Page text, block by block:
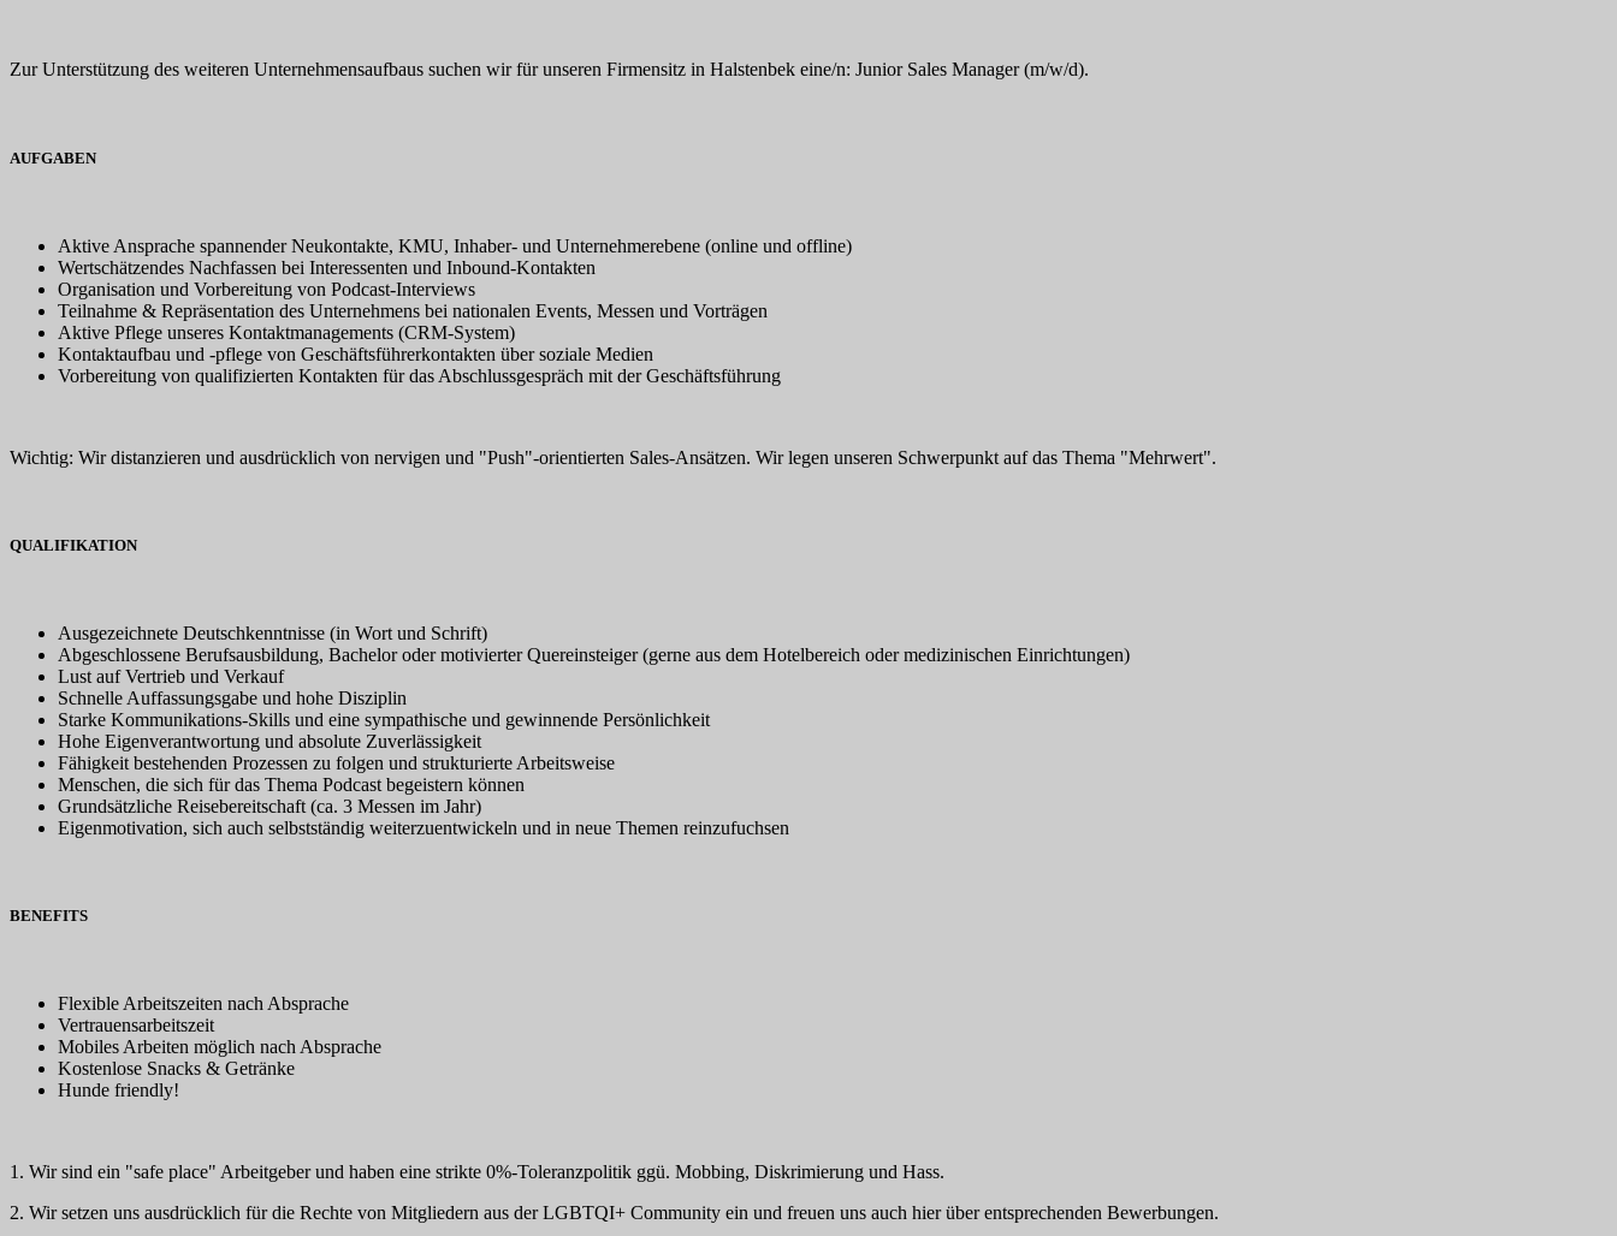
Zur Unterstützung des weiteren Unternehmensaufbaus suchen wir für unseren Firmensitz in Halstenbek eine/n: Junior Sales Manager (m/w/d).
AUFGABEN
Aktive Ansprache spannender Neukontakte, KMU, Inhaber- und Unternehmerebene (online und offline)
Wertschätzendes Nachfassen bei Interessenten und Inbound-Kontakten
Organisation und Vorbereitung von Podcast-Interviews
Teilnahme & Repräsentation des Unternehmens bei nationalen Events, Messen und Vorträgen
Aktive Pflege unseres Kontaktmanagements (CRM-System)
Kontaktaufbau und -pflege von Geschäftsführerkontakten über soziale Medien
Vorbereitung von qualifizierten Kontakten für das Abschlussgespräch mit der Geschäftsführung
Wichtig: Wir distanzieren und ausdrücklich von nervigen und "Push"-orientierten Sales-Ansätzen. Wir legen unseren Schwerpunkt auf das Thema "Mehrwert".
QUALIFIKATION
Ausgezeichnete Deutschkenntnisse (in Wort und Schrift)
Abgeschlossene Berufsausbildung, Bachelor oder motivierter Quereinsteiger (gerne aus dem Hotelbereich oder medizinischen Einrichtungen)
Lust auf Vertrieb und Verkauf
Schnelle Auffassungsgabe und hohe Disziplin
Starke Kommunikations-Skills und eine sympathische und gewinnende Persönlichkeit
Hohe Eigenverantwortung und absolute Zuverlässigkeit
Fähigkeit bestehenden Prozessen zu folgen und strukturierte Arbeitsweise
Menschen, die sich für das Thema Podcast begeistern können
Grundsätzliche Reisebereitschaft (ca. 3 Messen im Jahr)
Eigenmotivation, sich auch selbstständig weiterzuentwickeln und in neue Themen reinzufuchsen
BENEFITS
Flexible Arbeitszeiten nach Absprache
Vertrauensarbeitszeit
Mobiles Arbeiten möglich nach Absprache
Kostenlose Snacks & Getränke
Hunde friendly!
1. Wir sind ein "safe place" Arbeitgeber und haben eine strikte 0%-Toleranzpolitik ggü. Mobbing, Diskrimierung und Hass.
2. Wir setzen uns ausdrücklich für die Rechte von Mitgliedern aus der LGBTQI+ Community ein und freuen uns auch hier über entsprechenden Bewerbungen.